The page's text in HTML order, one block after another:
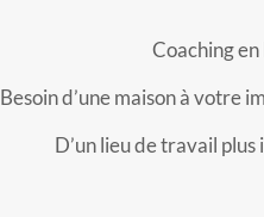
Coaching
Besoin d’une maison à votre
D’un lieu de travail